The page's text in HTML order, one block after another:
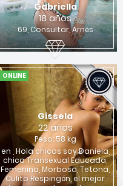
Gabriella
18 años
69, Consultar, Arnés
ONLINE
Gissela
22 años
Peso: 58 kg
en , Hola chicos soy Daniela,
chica Transexual Educada,
Femenina, Morbosa, Tetona,
Culito Respingón, el mejor